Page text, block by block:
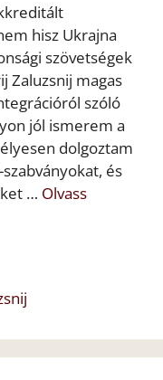
hisz Ukrajna
szövetségek
Zaluzsnij magas
szóló
jól ismerem a
dolgoztam
és
… Olvass